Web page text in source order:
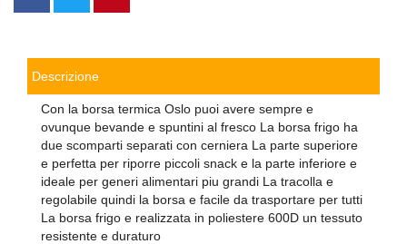
Descrizione
Con la borsa termica Oslo puoi avere sempre e
ovunque bevande e spuntini al fresco La borsa frigo ha
due scomparti separati con cerniera La parte superiore
e perfetta per riporre piccoli snack e la parte inferiore e
ideale per generi alimentari piu grandi La tracolla e
regolabile quindi la borsa e facile da trasportare per tutti
La borsa frigo e realizzata in poliestere 600D un tessuto
resistente e duraturo